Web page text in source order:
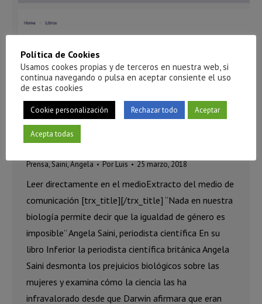
Tribuna Feminista – Ángela Saini
Prensa,Saini, Ángela Por Luis 25 marzo, 2018
Leer directamente en el medioExtracto del medio de
comunicación [trx_title][/trx_title] “Nada en nuestra
biología permite decir que la igualdad de género es
imposible” Angela Saini, periodista científica En su
libro Inferior la periodista científica británica Angela
Saini desmonta los prejuicios biológicos sobre las
mujeres y examina cómo la ciencia las ha
infravalorado desde que Darwin afirmara que eran
Política de Cookies
Usamos cookes propias y de terceros en nuestra web, si
continua navegando o pulsa en aceptar consiente el uso
de estas cookies
Cookie personalización Rechazar todo Aceptar
Acepta todas